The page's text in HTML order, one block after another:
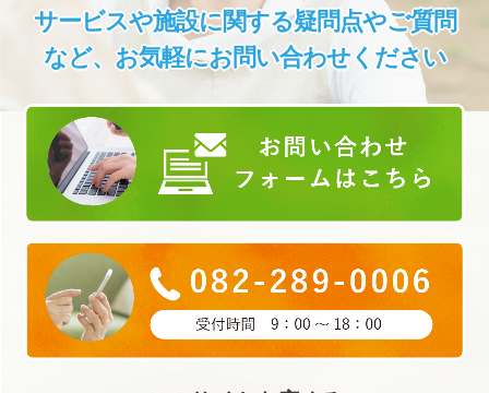
サービスや施設に関する疑問点やご質問
など、 お気軽にお問い合わせください